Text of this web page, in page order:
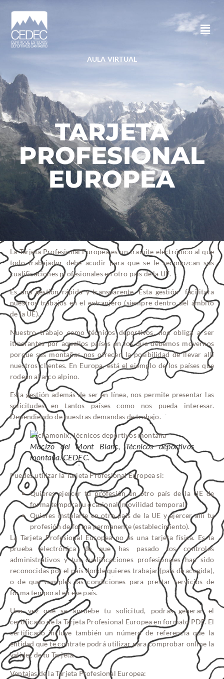
AULA VIRTUAL
TARJETA
PROFESIONAL
EUROPEA
La Tarjeta Profesional Europea es un tramite electrónico al que
todo trabajador debe acudir para que se le reconozcan sus
cualificaciones profesionales en otro país de la UE.
Es una gestión rápida y transparente. Esta gestión facilitara
nuestros trabajos en el extranjero (siempre dentro del ámbito
de la UE).
Nuestro trabajo como técnicos deportivos, nos obliga a ser
itinerantes por aquellos países en los que debemos movernos
porque sus montañas nos ofrecen la posibilidad de llevar allí
nuestros clientes. En Europa, está el ejemplo de los países que
rodean al arco alpino.
Esta gestión además de ser en línea, nos permite presentar las
solicitudes en tantos países como nos pueda interesar.
Dependiendo de nuestras demandas de trabajo.
Macizo del Mont Blanc, Técnicos deportivos
montaña. CEDEC.
Puedes utilizar la Tarjeta Profesional Europea si:
Quieres ejercer tu profesión en otro país de la UE de
forma temporal u ocasional (movilidad temporal)
Quieres instalarte en otro país de la UE y ejercer allí tu
profesión de forma permanente (establecimiento).
La Tarjeta Profesional Europea no es una tarjeta física. Es la
prueba electrónica de que has pasado los controles
administrativos y tus cualificaciones profesionales han sido
reconocidas por el país donde quieres trabajar (país de acogida),
o de que cumples las condiciones para prestar servicios de
forma temporal en ese país.
Una vez que se apruebe tu solicitud, podrás generar el
certificado de la Tarjeta Profesional Europea en formato PDF. El
certificado incluye también un número de referencia que la
entidad que te contrate podrá utilizar para comprobar online la
validez de tu Tarjeta.
Ventajas de la Tarjeta Profesional Europea: